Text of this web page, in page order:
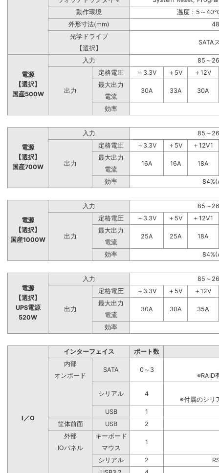
動作環境
温度：5～
外形寸法(mm)
光学ドライブ
SATA
【選択】
電源
【選択】
国産500W
入力 85～
出力
定格電圧 ＋3.3V ＋5V
＋12V
最大出力
30A
33A
30A
電流
効率
電源
【選択】
国産700W
入力 85～
出力
定格電圧 ＋3.3V ＋5V
＋12V1
最大出力
16A
16A
18A
電流
効率
電源
【選択】
国産1000W
入力 85～
出力
定格電圧 ＋3.3V ＋5V
＋12V1
最大出力
25A
25A
18A
電流
効率
電源
【選択】
UPS電源
520W
入力 85～
出力
定格電圧 ＋3.3V ＋5V
＋12V
最大出力
30A
30A
35A
電流
効率
I／O
インターフェイス
ポート数
内部
SATA
0～3
オンボード
※RAID
シリアル
4
※付属のシリ
USB
1
筐体前面
USB
2
外部
キーボード
1
IOパネル
マウス
シリアル
2